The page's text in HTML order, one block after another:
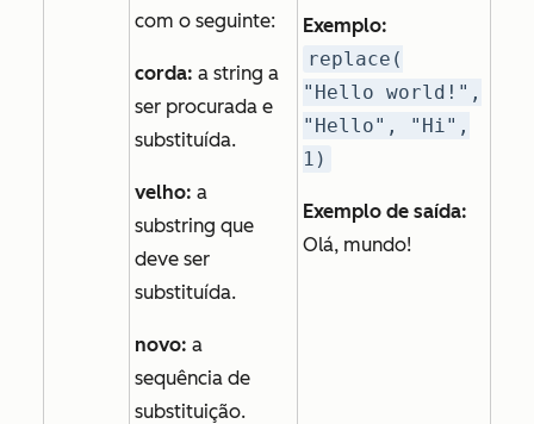
com o seguinte:
corda: a string a
ser procurada e
substituída.
velho: a
substring que
deve ser
substituída.
novo: a
sequência de
substituição.
Exemplo:
replace(
"Hello world!",
"Hello", "Hi",
1)
Exemplo de saída:
Olá, mundo!